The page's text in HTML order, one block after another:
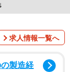
求人情報一覧へ
製造経